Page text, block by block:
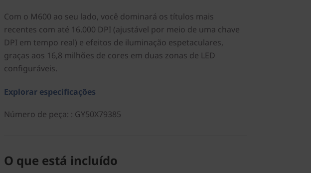
Com o M600 ao seu lado, você dominará os títulos mais
recentes com até 16.000 DPI (ajustável por meio de uma chave
DPI em tempo real) e efeitos de iluminação espetaculares,
graças aos 16,8 milhões de cores em duas zonas de LED
configuráveis.
Explorar especificações
Número de peça: : GY50X79385
O que está incluído